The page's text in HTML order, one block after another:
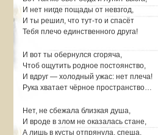
И нет нигде пощады от невзгод,
И ты решил, что тут-то и спасёт
Тебя плечо единственного друга!
И вот ты обернулся сгоряча,
Чтоб ощутить родное постоянство,
И вдруг — холодный ужас: нет плеча!
Рука хватает чёрное пространство…
Нет, не сбежала близкая душа,
И вроде в злом не оказалась стане,
А лишь в кусты отпрянула, спеша,